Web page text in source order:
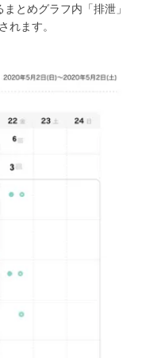
とめグラフ内「排泄」
れます。